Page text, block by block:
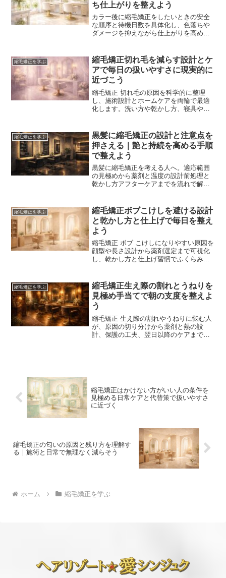
ち仕上がりを整えよう
カラー後に縮毛矯正をしたいときの安全
な順序と待機日数を具体化し、色落ちや
ダメージを抑えながら仕上がりを高める
自宅ケアまで一連の流れで実践できま
す。
縮毛矯正を学ぶ
縮毛矯正切れ毛を減らす設計とケ
アで毎日の扱いやすさに現実的に
近づこう
縮毛矯正 切れ毛の原因を科学的に整理
し、施術設計とホームケアを両輪で最適
化します。洗い方や乾かし方、寝具やス
イドです。
縮毛矯正を学ぶ
黒髪に縮毛矯正の設計と注意点を
押さえる｜艶と持続を高める手順
で整えよう
黒髪に縮毛矯正を考える人へ。適応範囲
の見極めから薬剤と温度の設計前処理と
乾かし方アフターケアまでを流れで解説
後悔を減らせます。
縮毛矯正を学ぶ
縮毛矯正ボブこけしを避ける設計
と乾かし方と仕上げで毎日を整え
よう
縮毛矯正 ボブ こけしになりやすい原因を
顔型や長さ設計から薬剤選定まで可視化
し、乾かし方と仕上げ習慣でふくらみと
現実的な改善策をまとめました。
縮毛矯正を学ぶ
縮毛矯正生え際の割れとうねりを
見極め手当てで朝の支度を整えよ
う
縮毛矯正 生え際の割れやうねりに悩む人
が、原因の切り分けから薬剤と熱の設
計、保護の工夫、翌日以降のケアまでを
縮毛矯正はかけない方がいい人の条件を
見極める日常ケアと代替策で扱いやすさ
に近づく
縮毛矯正の匂いの原因と残り方を理解す
る｜施術と日常で無理なく減らそう
ホーム 縮毛矯正を学ぶ